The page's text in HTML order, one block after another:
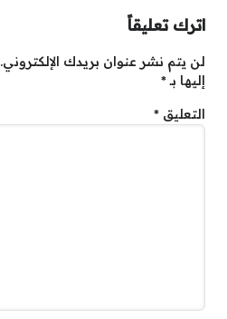
اترك تعليقاً
لن يتم نشر عنوان بريدك الإلكتروني.
إليها بـ*
التعليق *